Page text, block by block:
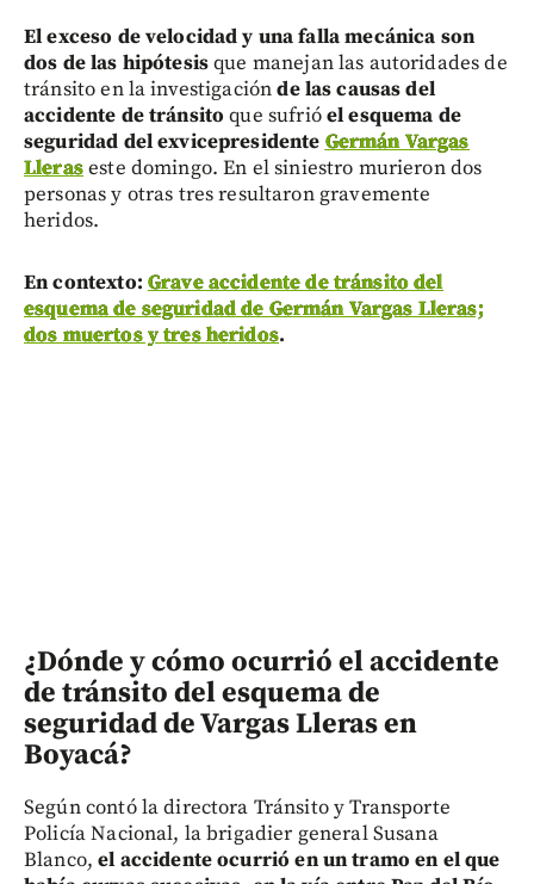
El exceso de velocidad y una falla mecánica son
dos de las hipótesisque manejan las autoridades de
tránsito en la investigaciónde las causas del
accidente de tránsito que sufrióel esquema de
seguridad del exvicepresidente Germán Vargas
Lleraseste domingo. En el siniestro murieron dos
personas y otras tres resultaron gravemente
heridos.
En contexto: Grave accidente de tránsito del
esquema de seguridad de Germán Vargas Lleras;
dos muertos y tres heridos.
¿Dónde y cómo ocurrió el accidente
de tránsito del esquema de
seguridad de Vargas Lleras en
Boyacá?
Según contó la directora Tránsito y Transporte
Policía Nacional, la brigadier general Susana
Blanco,el accidente ocurrió en un tramo en el que